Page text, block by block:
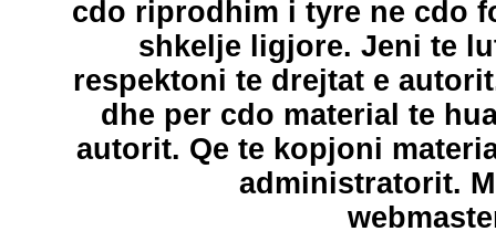
cdo riprodhim i tyre ne cdo
shkelje ligjore. Jeni te
respektoni te drejtat e
dhe per cdo material te
autorit. Qe te kopjoni
administratorit.